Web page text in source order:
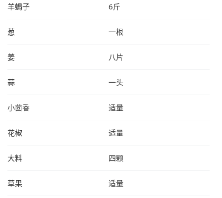
羊蝎子 6斤
葱 一根
姜 八片
蒜 一头
小茴香 适量
花椒 适量
大料 四颗
草果 适量